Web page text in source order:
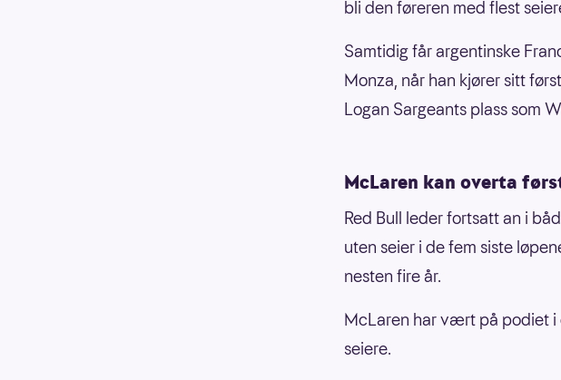
bli den føreren med flest
Samtidig får argentinske
Monza, når han kjører sitt
Logan Sargeants plass som
McLaren kan overta
Red Bull leder fortsatt an i
uten seier i de fem siste
nesten fire år.
McLaren har vært på podiet i
seiere.